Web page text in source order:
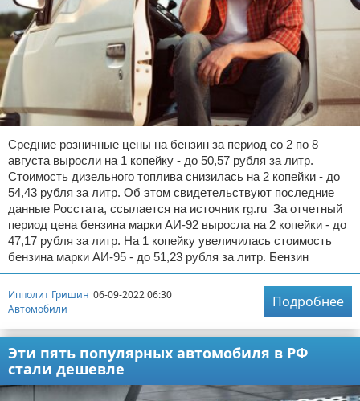
Средние розничные цены на бензин за период со 2 по 8
августа выросли на 1 копейку - до 50,57 рубля за литр.
Стоимость дизельного топлива снизилась на 2 копейки - до
54,43 рубля за литр. Об этом свидетельствуют последние
данные Росстата, ссылается на источник rg.ru За отчетный
период цена бензина марки АИ-92 выросла на 2 копейки - до
47,17 рубля за литр. На 1 копейку увеличилась стоимость
бензина марки АИ-95 - до 51,23 рубля за литр. Бензин
Ипполит Гришин 06-09-2022 06:30
Автомобили
Подробнее
Эти пять популярных автомобиля в РФ
стали дешевле